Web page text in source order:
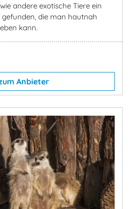
andere exotische Tiere ein
die man hautnah
kann.
Anbieter